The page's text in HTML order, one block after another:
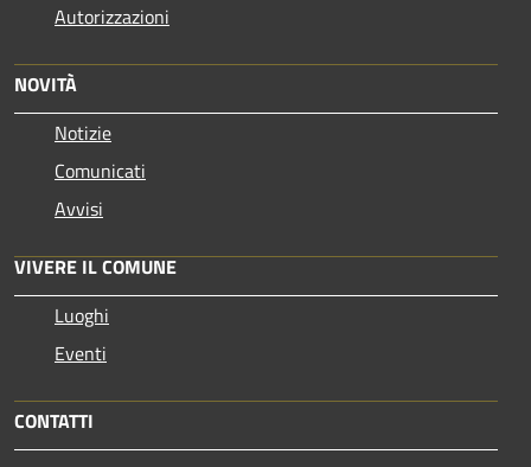
Autorizzazioni
NOVITÀ
Notizie
Comunicati
Avvisi
VIVERE IL COMUNE
Luoghi
Eventi
CONTATTI